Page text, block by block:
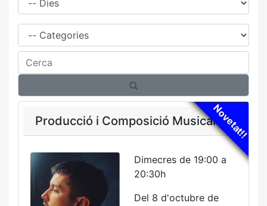
Família
Cerca
Novetat!!
Producció i Composició Musical
Dimecres de 19:00 a
20:30h
Del 8 d'octubre de